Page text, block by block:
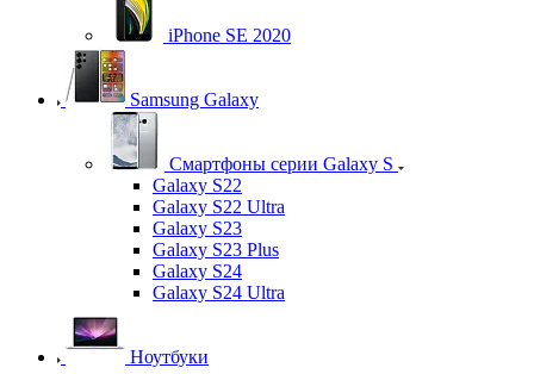
iPhone SE 2020
Samsung Galaxy
Смартфоны серии Galaxy S
Galaxy S22
Galaxy S22 Ultra
Galaxy S23
Galaxy S23 Plus
Galaxy S24
Galaxy S24 Ultra
Ноутбуки